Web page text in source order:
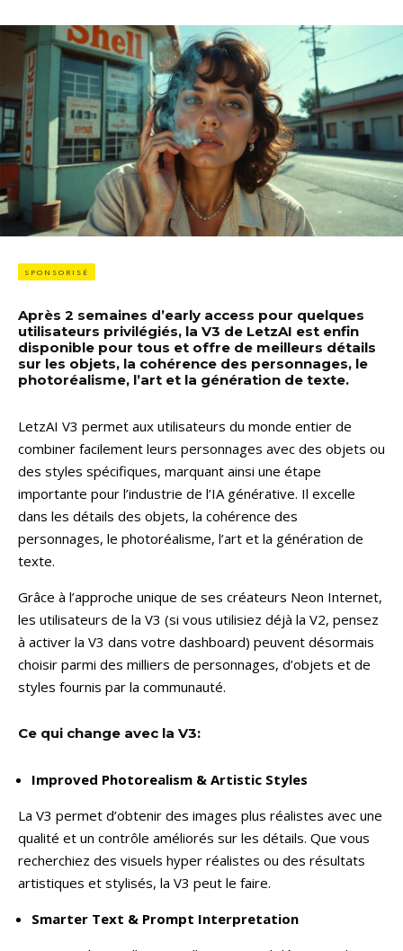
SPONSORISÉ
Après 2 semaines d’early access pour quelques
utilisateurs privilégiés, la V3 de LetzAI est enfin
disponible pour tous et offre de meilleurs détails
sur les objets, la cohérence des personnages, le
photoréalisme, l’art et la génération de texte.
LetzAI V3 permet aux utilisateurs du monde entier de
combiner facilement leurs personnages avec des objets ou
des styles spécifiques, marquant ainsi une étape
importante pour l’industrie de l’IA générative. Il excelle
dans les détails des objets, la cohérence des
personnages, le photoréalisme, l’art et la génération de
texte.
Grâce à l’approche unique de ses créateurs Neon Internet,
les utilisateurs de la V3 (si vous utilisiez déjà la V2, pensez
à activer la V3 dans votre dashboard) peuvent désormais
choisir parmi des milliers de personnages, d’objets et de
styles fournis par la communauté.
Ce qui change avec la V3:
Improved Photorealism & Artistic Styles
La V3 permet d’obtenir des images plus réalistes avec une
qualité et un contrôle améliorés sur les détails. Que vous
recherchiez des visuels hyper réalistes ou des résultats
artistiques et stylisés, la V3 peut le faire.
Smarter Text & Prompt Interpretation